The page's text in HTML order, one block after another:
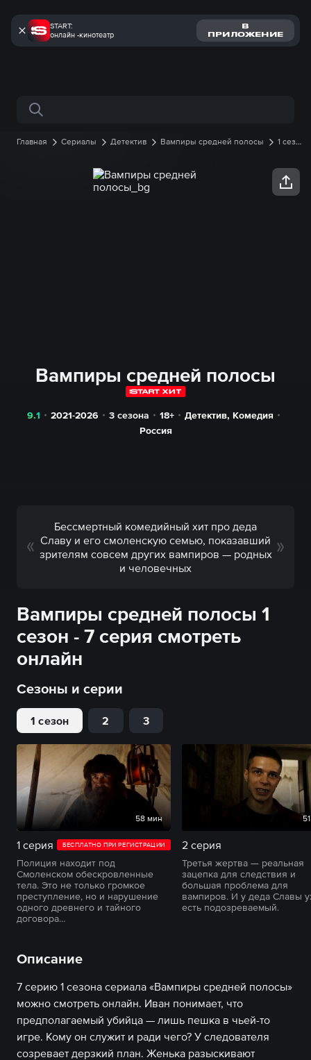
START:
онлайн -кинотеатр
В
ПРИЛОЖЕНИЕ
Поиск по сайту
Главная Сериалы Детектив Вампиры средней полосы
1 сезон
Вампиры средней полосы
9.1 2021-2026 3 сезона 18+ Детектив, Комедия
Россия
Бессмертный комедийный хит про деда
Славу и его смоленскую семью, показавший
зрителям совсем других вампиров — родных
и человечных
Вампиры средней полосы 1
сезон - 7 серия смотреть
онлайн
Сезоны и серии
1 сезон 2 3
58 мин
1 серия БЕСПЛАТНО ПРИ РЕГИСТРАЦИИ
Полиция находит под
Смоленском обескровленные
тела. Это не только громкое
преступление, но и нарушение
одного древнего и тайного
договора...
2 серия
Третья жертва — реальная
зацепка для следствия и
большая проблема для
вампиров. И у деда Славы
есть подозреваемый.
Описание
7 серию 1 сезона сериала «Вампиры средней полосы»
можно смотреть онлайн. Иван понимает, что
предполагаемый убийца — лишь пешка в чьей-то
игре. Кому он служит и ради чего? У следователя
созревает дерзкий план. Женька разыскивают